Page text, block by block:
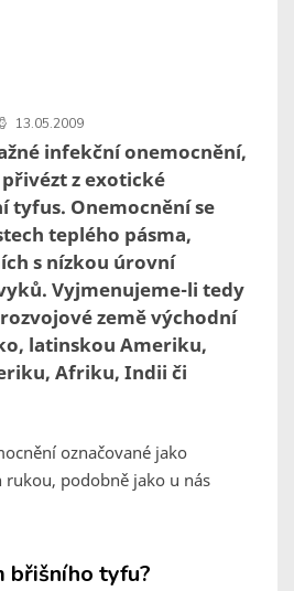
13.05.2009
infekční onemocnění,
z exotické
tyfus. Onemocnění se
teplého pásma,
s nízkou úrovní
Vyjmenujeme-li tedy
země východní
latinskou Ameriku,
Afriku, Indii či
označované jako
rukou, podobně jako u nás
břišního tyfu?